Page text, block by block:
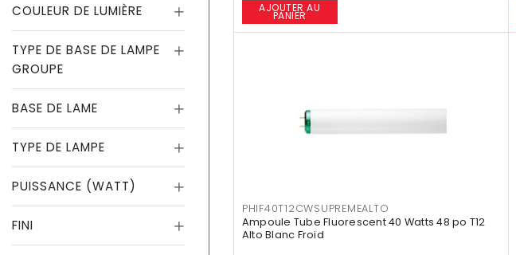
COULEUR DE LUMIÈRE
TYPE DE BASE DE LAMPE
GROUPE
BASE DE LAME
TYPE DE LAMPE
PUISSANCE (WATT)
FINI
AJOUTER AU
PANIER
PHIF40T12CWSUPREMEALTO
Ampoule Tube Fluorescent 40 Watts 48 po T12
Alto Blanc Froid